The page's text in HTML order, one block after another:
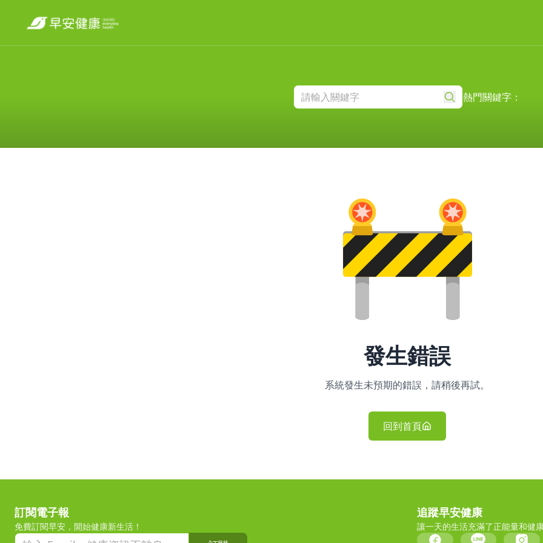
熱門關鍵字：
發生錯誤
系統發生未預期的錯誤，請稍後再試。
回到首頁
訂閱電子報
免費訂閱早安，開始健康新生活！
追蹤早安健康
讓一天的生活充滿了正能量和健